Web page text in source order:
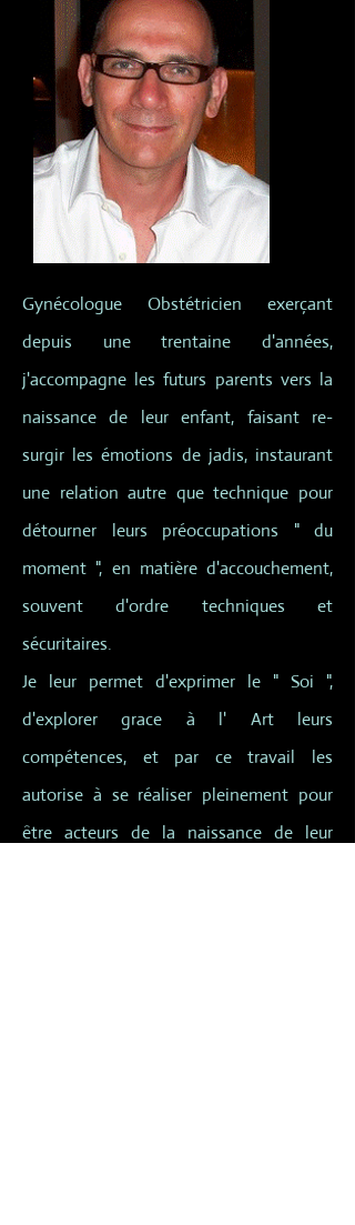
Gynécologue Obstétricien exerçant
depuis une trentaine d'années,
j'accompagne les futurs parents vers la
naissance de leur enfant, faisant re-
surgir les émotions de jadis, instaurant
une relation autre que technique pour
détourner leurs préoccupations " du
moment ", en matière d'accouchement,
souvent d'ordre techniques et
sécuritaires.
Je leur permet d'exprimer le " Soi ",
d'explorer grace à l' Art leurs
compétences, et par ce travail les
autorise à se réaliser pleinement pour
être acteurs de la naissance de leur